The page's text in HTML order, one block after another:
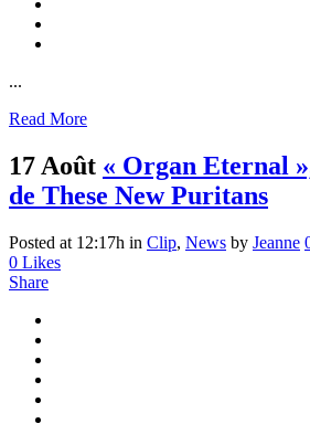
...
Read More
17 Août « Organ Eternal
de These New Puritans
Posted at 12:17h in Clip, News by Jeanne
0 Likes
Share